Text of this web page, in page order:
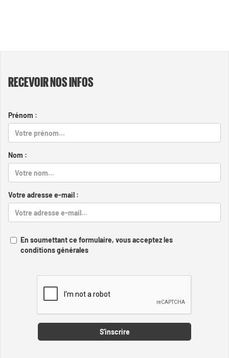
RECEVOIR NOS INFOS
Prénom :
Nom :
Votre adresse e-mail :
En soumettant ce formulaire, vous acceptez les
conditions générales
S'inscrire